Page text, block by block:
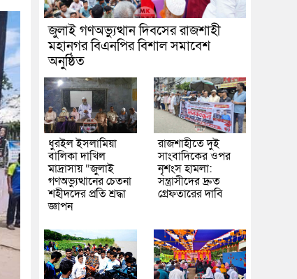
জুলাই গণঅভ্যুত্থান দিবসের রাজশাহী
মহানগর বিএনপির বিশাল সমাবেশ
অনুষ্ঠিত
ধুরইল ইসলামিয়া
বালিকা দাখিল
মাদ্রাসায় “জুলাই
গণঅভ্যুত্থানের চেতনা
শহীদদের প্রতি শ্রদ্ধা
জ্ঞাপন
রাজশাহীতে দুই
সাংবাদিকের ওপর
নৃশংস হামলা:
সন্ত্রাসীদের দ্রুত
গ্রেফতারের দাবি